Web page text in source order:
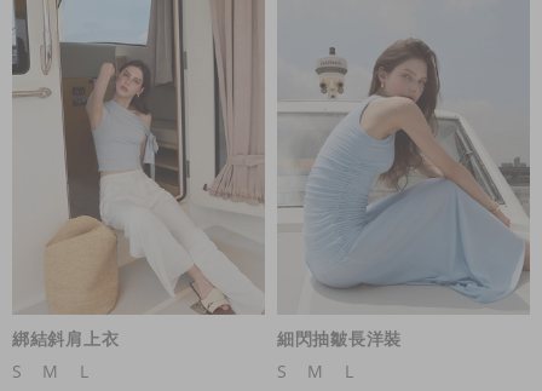
綁結斜肩上衣
S
M
L
細閃抽皺長洋裝
S
M
L